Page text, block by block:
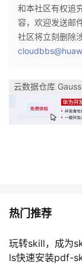
和本社区有权追
容，欢迎发送邮
社区将立刻删除
云数据仓库
热门推荐
玩转skill，成为
ls快速安装pdf-